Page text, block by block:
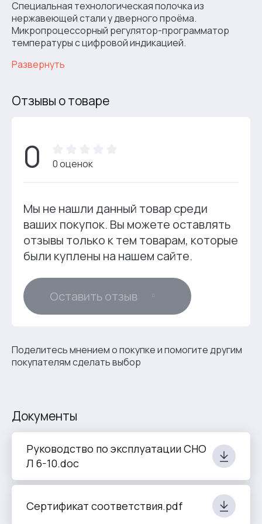
Специальная технологическая полочка из
нержавеющей стали у дверного проёма.
Микропроцессорный регулятор-программатор
температуры с цифровой индикацией.
Развернуть
Отзывы о товаре
0 0 оценок
Мы не нашли данный товар среди
ваших покупок. Вы можете оставлять
отзывы только к тем товарам, которые
были куплены на нашем сайте.
Оставить отзыв
Поделитесь мнением о покупке и помогите другим
покупателям сделать выбор
Документы
Руководство по эксплуатации СНО
Л 6-10.doc
Сертификат соответствия.pdf